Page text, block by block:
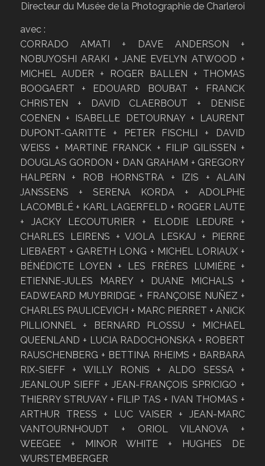
Directeur du Musée de la Photographie de Charleroi
avec :
CORRADO AMATI + DAVE ANDERSON +
NOBUYOSHI ARAKI + JANE EVELYN ATWOOD +
MICHEL AUDER + ROGER BALLEN + THOMAS
BOOGAERT + EDOUARD BOUBAT + FRANCK
CHRISTEN + DAVID CLAERBOUT + DENISE
COENEN + ISABELLE DETOURNAY + LAURENT
DUPONT-GARITTE + PETER FISCHLI + DAVID
WEISS + MARTINE FRANCK + FILIP GILISSEN +
DOUGLAS GORDON + DAN GRAHAM + GREGORY
HALPERN + ROB HORNSTRA + IZIS + ALAIN
JANSSENS + SERENA KORDA + ADOLPHE
LACOMBLÉ + KARL LAGERFELD + ROGER LAUTE
+ JACKY LECOUTURIER + ELODIE LEDURE +
CHARLES LEIRENS + VJOLA LESKAJ + PIERRE
LIEBAERT + GARETH LONG + MICHEL LORIAUX +
BÉNÉDICTE LOYEN + LES FRÈRES LUMIÈRE +
ETIENNE-JULES MAREY + DUANE MICHALS +
EADWEARD MUYBRIDGE + FRANÇOISE NUÑEZ +
CHARLES PAULICEVICH + MARC PIERRET + ANICK
PILLIONNEL + BERNARD PLOSSU + MICHAEL
QUEENLAND + LUCIA RADOCHONSKA + ROBERT
RAUSCHENBERG + BETTINA RHEIMS + BARBARA
RIX-SIEFF + WILLY RONIS + ALDO SESSA +
JEANLOUP SIEFF + JEAN-FRANÇOIS SPRICIGO +
THIERRY STRUVAY + FILIP TAS + IVAN THOMAS +
ARTHUR TRESS + LUC VAISER + JEAN-MARC
VANTOURNHOUDT + ORIOL VILANOVA +
WEEGEE + MINOR WHITE + HUGHES DE
WURSTEMBERGER